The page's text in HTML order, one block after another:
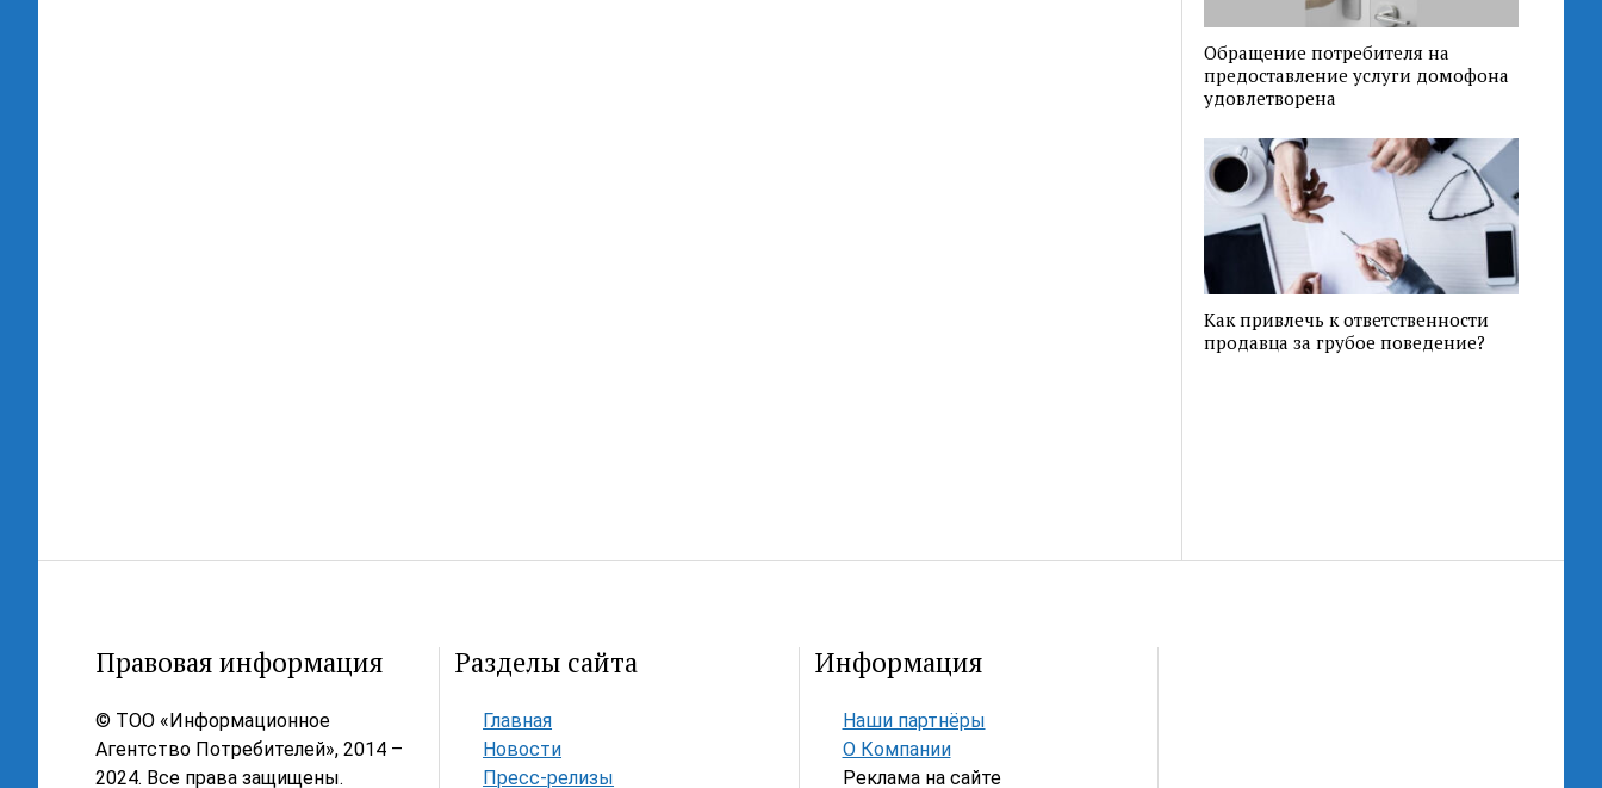
Обращение потребителя на
предоставление услуги домофона
удовлетворена
Как привлечь к ответственности
продавца за грубое поведение?
Правовая информация
© ТОО «Информационное
Агентство Потребителей», 2014 –
2024. Все права защищены.
Разделы сайта
Главная
Новости
Пресс-релизы
Информация
Наши партнёры
О Компании
Реклама на сайте